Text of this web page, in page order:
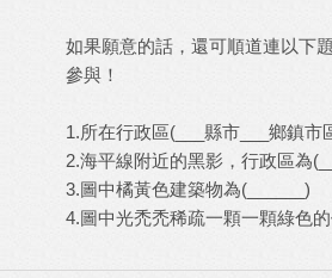
如果願意的話，還可順道連以下
參與！
1.所在行政區(___縣市___鄉鎮市
2.海平線附近的黑影，行政區為
3.圖中橘黃色建築物為(______)
4.圖中光禿禿稀疏一顆一顆綠色